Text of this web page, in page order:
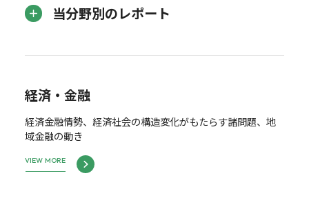
当分野別のレポート
経済・金融
経済金融情勢、経済社会の構造変化がもたらす諸問題、地
域金融の動き
VIEW MORE